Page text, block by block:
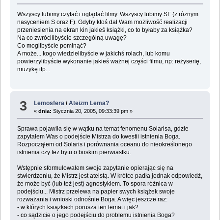
Wszyscy lubimy czytać i oglądać filmy. Wszyscy lubimy SF (z różnym
nasyceniem S oraz F). Gdyby ktoś dał Wam możliwość realizacji
przeniesienia na ekran kin jakieś książki, co to byłaby za książka?
Na co zwrócilibyście szczególną uwagę?
Co moglibyście pominąć?
A może... kogo wiedzielibyście w jakichś rolach, lub komu
powierzylibyście wykonanie jakieś ważnej części filmu, np: reżyserię,
muzykę itp...
3 Lemosfera /Ateizm Lema?
«dnia: Stycznia 20, 2005, 09:33:39 pm »
Sprawa pojawiła się w wątku na temat fenomenu Solarisa, gdzie
zapytałem Was o podejście Mistrza do kwestii istnienia Boga.
Rozpocząłem od Solaris i porównania oceanu do nieokreślonego
istnienia czy też bytu o boskim pierwiastku.
Wstępnie sformułowałem swoje zapytanie opierając się na
stwierdzeniu, że Mistrz jest ateistą. W krótce padła jednak odpowiedź,
że może być (lub też jest) agnostykiem. To spora różnica w
podejściu... Mistrz przelewa na papier swych książek swoje
rozważania i wnioski odnośnie Boga. A więc jeszcze raz:
- w których książkach porusza ten temat i jak?
- co sądzicie o jego podejściu do problemu istnienia Boga?